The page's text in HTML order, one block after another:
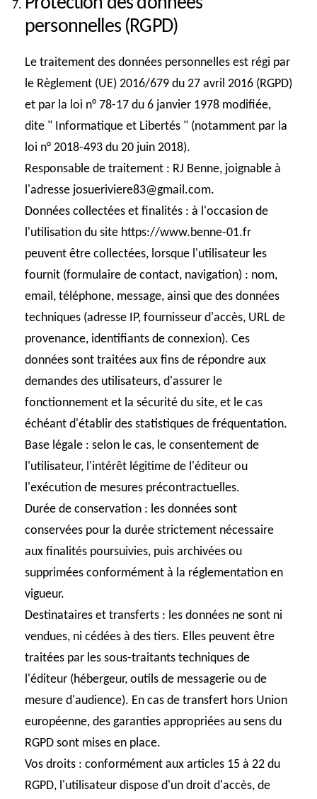
personnelles (RGPD)
Le traitement des données personnelles est régi par
le Règlement (UE) 2016/679 du 27 avril 2016 (RGPD)
et par la loi n° 78-17 du 6 janvier 1978 modifiée,
dite " Informatique et Libertés " (notamment par la
loi n° 2018-493 du 20 juin 2018).
Responsable de traitement : RJ Benne, joignable à
l'adresse josueriviere83@gmail.com.
Données collectées et finalités : à l'occasion de
l'utilisation du site https://www.benne-01.fr
peuvent être collectées, lorsque l'utilisateur les
fournit (formulaire de contact, navigation) : nom,
email, téléphone, message, ainsi que des données
techniques (adresse IP, fournisseur d'accès, URL de
provenance, identifiants de connexion). Ces
données sont traitées aux fins de répondre aux
demandes des utilisateurs, d'assurer le
fonctionnement et la sécurité du site, et le cas
échéant d'établir des statistiques de fréquentation.
Base légale : selon le cas, le consentement de
l'utilisateur, l'intérêt légitime de l'éditeur ou
l'exécution de mesures précontractuelles.
Durée de conservation : les données sont
conservées pour la durée strictement nécessaire
aux finalités poursuivies, puis archivées ou
supprimées conformément à la réglementation en
vigueur.
Destinataires et transferts : les données ne sont ni
vendues, ni cédées à des tiers. Elles peuvent être
traitées par les sous-traitants techniques de
l'éditeur (hébergeur, outils de messagerie ou de
mesure d'audience). En cas de transfert hors Union
européenne, des garanties appropriées au sens du
RGPD sont mises en place.
Vos droits : conformément aux articles 15 à 22 du
RGPD, l'utilisateur dispose d'un droit d'accès, de